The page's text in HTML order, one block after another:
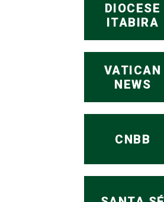
DIOCESE
ITABIRA
VATICAN
NEWS
CNBB